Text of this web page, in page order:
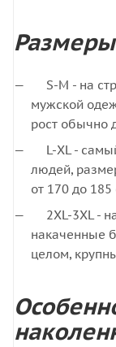
S-M - на
мужской
рост обычно
L-XL -
людей,
от 170 до 185
2XL-3XL -
накаченные
целом,